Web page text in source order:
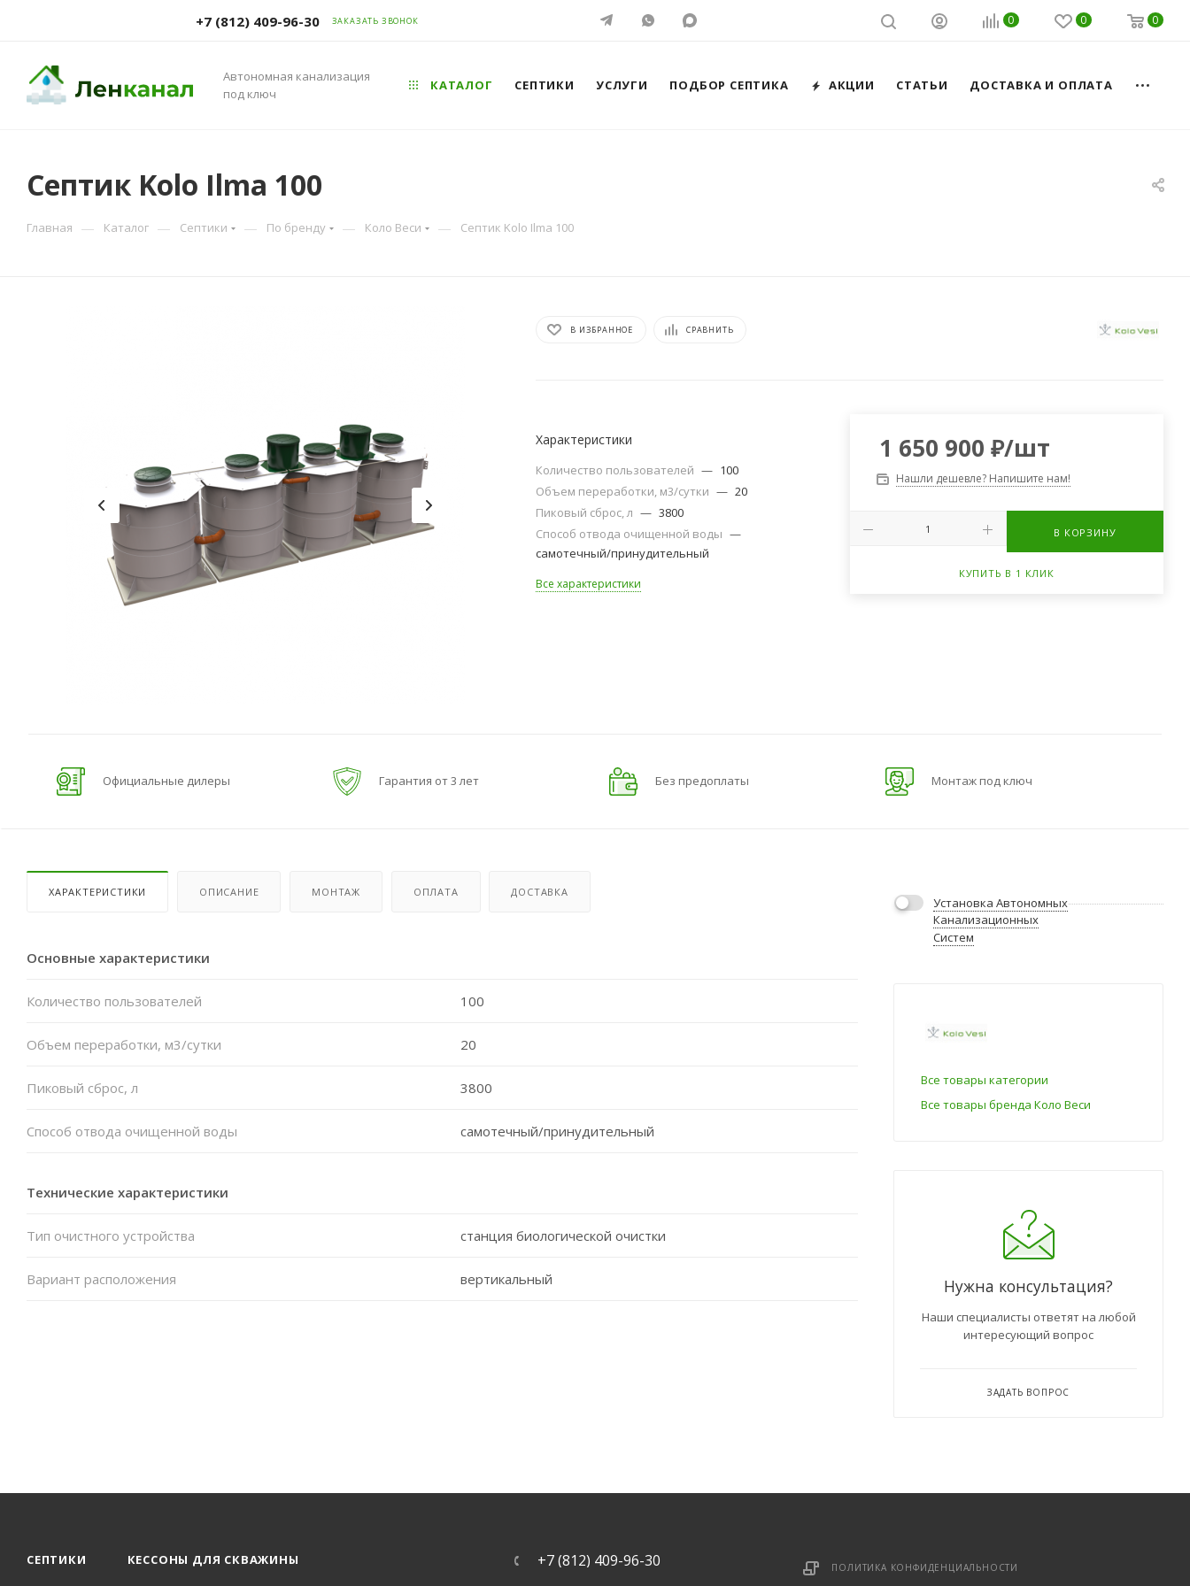
+7 (812) 409-96-30 ЗАКАЗАТЬ ЗВОНОК 0 0 0
Автономная канализация
под ключ
КАТАЛОГ СЕПТИКИ УСЛУГИ ПОДБОР СЕПТИКА АКЦИИ СТАТЬИ ДОСТАВКА И ОПЛАТА
Септик Kolo Ilma 100
Главная — Каталог — Септики — По бренду — Коло Веси — Септик Kolo Ilma 100
В ИЗБРАННОЕ СРАВНИТЬ
Характеристики
Количество пользователей — 100
Объем переработки, м3/сутки — 20
Пиковый сброс, л — 3800
Способ отвода очищенной воды —
самотечный/принудительный
Все характеристики
1 650 900 ₽/шт
Нашли дешевле? Напишите нам!
В КОРЗИНУ
КУПИТЬ В 1 КЛИК
Официальные дилеры Гарантия от 3 лет Без предоплаты Монтаж под ключ
ХАРАКТЕРИСТИКИ ОПИСАНИЕ МОНТАЖ ОПЛАТА ДОСТАВКА
Основные характеристики
Количество пользователей 100
Объем переработки, м3/сутки 20
Пиковый сброс, л 3800
Способ отвода очищенной воды самотечный/принудительный
Технические характеристики
Тип очистного устройства станция биологической очистки
Вариант расположения вертикальный
Установка Автономных
Канализационных
Систем
Все товары категории
Все товары бренда Коло Веси
Нужна консультация?
Наши специалисты ответят на любой
интересующий вопрос
ЗАДАТЬ ВОПРОС
СЕПТИКИ
КЕССОНЫ ДЛЯ СКВАЖИНЫ
+7 (812) 409-96-30
ПОЛИТИКА КОНФИДЕНЦИАЛЬНОСТИ
Консультант Ленканал